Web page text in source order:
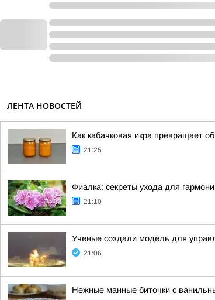
ЛЕНТА НОВОСТЕЙ
Как кабачковая икра превращает
21:25
Фиалка: секреты ухода для
21:10
Ученые создали модель для
21:06
Нежные манные биточки с